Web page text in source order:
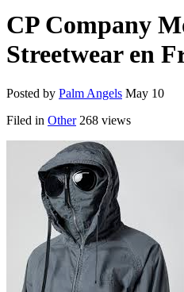
CP Company
Streetwear en
Posted by Palm Angels May 10
Filed in Other 268 views